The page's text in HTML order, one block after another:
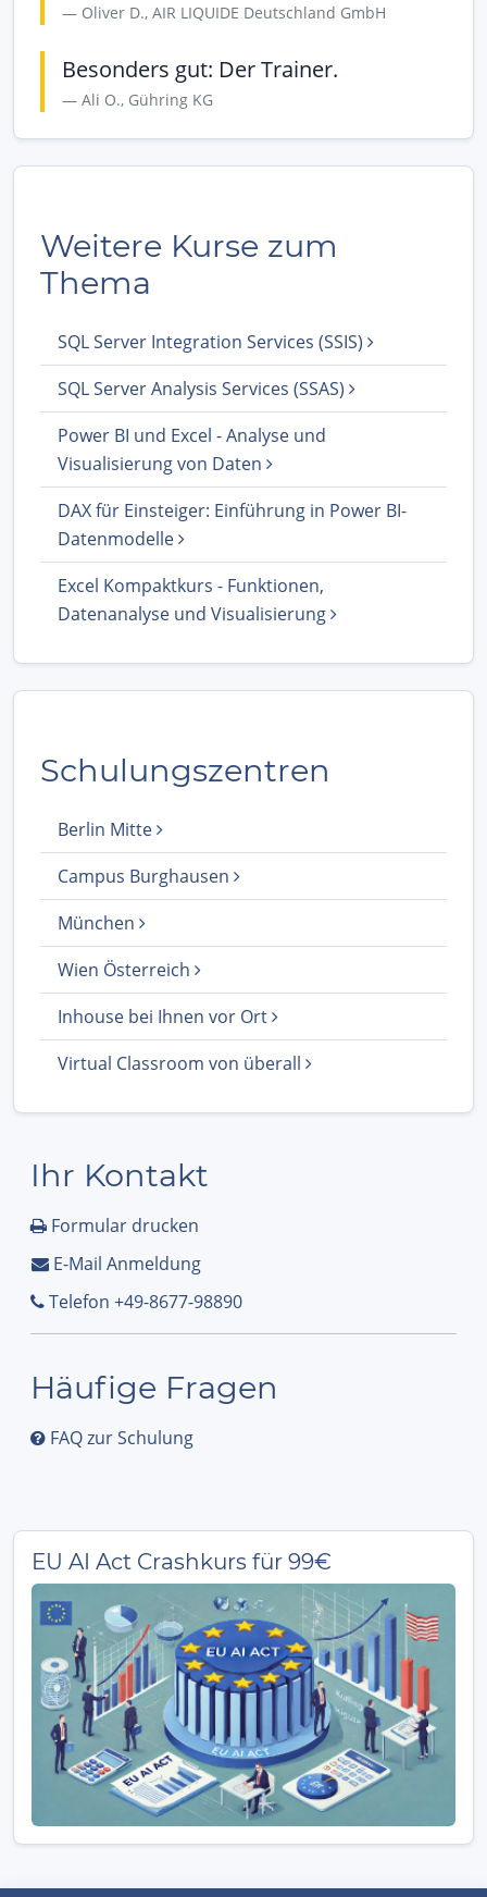
Oliver D., AIR LIQUIDE Deutschland GmbH
Besonders gut: Der Trainer.
Ali O., Gühring KG
Weitere Kurse zum
Thema
SQL Server Integration Services (SSIS)
SQL Server Analysis Services (SSAS)
Power BI und Excel - Analyse und
Visualisierung von Daten
DAX für Einsteiger: Einführung in Power BI-
Datenmodelle
Excel Kompaktkurs - Funktionen,
Datenanalyse und Visualisierung
Schulungszentren
Berlin Mitte
Campus Burghausen
München
Wien Österreich
Inhouse bei Ihnen vor Ort
Virtual Classroom von überall
Ihr Kontakt
Formular drucken
E-Mail Anmeldung
Telefon +49-8677-98890
Häufige Fragen
FAQ zur Schulung
EU AI Act Crashkurs für 99€